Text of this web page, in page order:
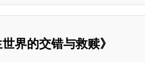
界的交错与救赎》